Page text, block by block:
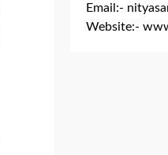
Email:-
Website:-